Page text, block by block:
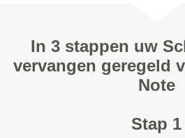
In 3 stappen uw
vervangen geregeld
Note
Stap 1